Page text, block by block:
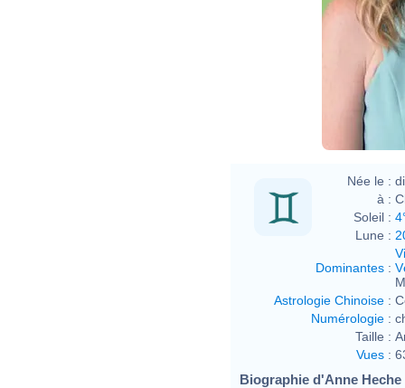
Née le :
à :
Soleil :
Lune :
Dominantes :
Astrologie Chinoise :
Numérologie :
Taille :
Vues :
Biographie d'Anne